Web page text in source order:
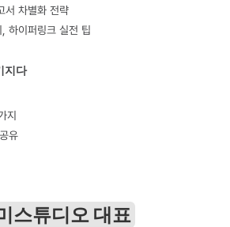
서 차별화 전략
하이퍼링크 실전 팁
지다
지
유
스튜디오 대표